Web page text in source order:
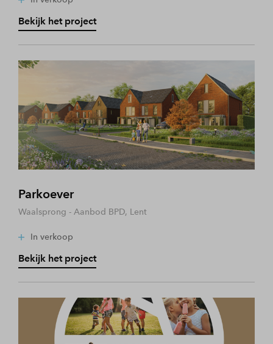
Bekijk het project
Parkoever
Waalsprong - Aanbod BPD, Lent
In verkoop
Bekijk het project